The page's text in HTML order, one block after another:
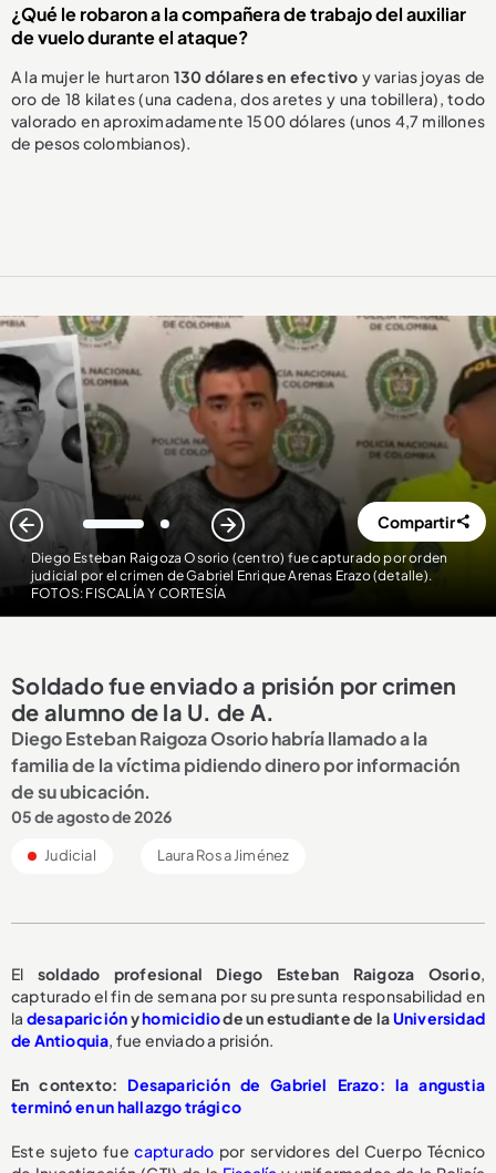
¿Qué le robaron a la compañera de trabajo del auxiliar
de vuelo durante el ataque?
A la mujer le hurtaron 130 dólares en efectivo y varias joyas de
oro de 18 kilates (una cadena, dos aretes y una tobillera), todo
valorado en aproximadamente 1500 dólares (unos 4,7 millones
de pesos colombianos).
Diego Esteban Raigoza Osorio (centro) fue capturado por orden
judicial por el crimen de Gabriel Enrique Arenas Erazo (detalle).
FOTOS: FISCALÍA Y CORTESÍA
1 2 Compartir
Soldado fue enviado a prisión por crimen
de alumno de la U. de A.
Diego Esteban Raigoza Osorio habría llamado a la
familia de la víctima pidiendo dinero por información
de su ubicación.
05 de agosto de 2026
Judicial Laura Rosa Jiménez
El soldado profesional Diego Esteban Raigoza Osorio,
capturado el fin de semana por su presunta responsabilidad en
la desapariciónyhomicidiode un estudiante de laUniversidad
de Antioquia, fue enviado a prisión.
En contexto: Desaparición de Gabriel Erazo: la angustia
terminó en un hallazgo trágico
Este sujeto fuecapturado por servidores del Cuerpo Técnico